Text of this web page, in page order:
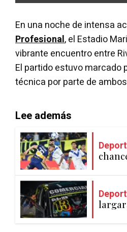
En una noche de intensa
Profesional, el Estadio
vibrante encuentro entre
El partido estuvo marcado
técnica por parte de
Lee además